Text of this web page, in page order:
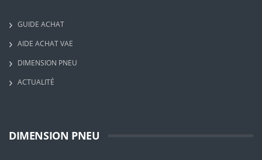
GUIDE ACHAT
AIDE ACHAT VAE
DIMENSION PNEU
ACTUALITÉ
DIMENSION PNEU